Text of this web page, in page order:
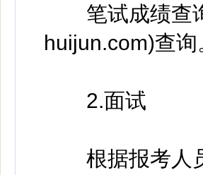
笔试成绩查询
huijun.com)查询
2.面试
根据报考人员